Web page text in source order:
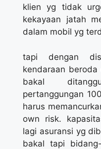
klien yg tidak
kekayaan jatah
dalam mobil yg
tapi dengan
kendaraan
bakal
pertanggungan
harus
own risk.
lagi asuransi yg
bakal tapi